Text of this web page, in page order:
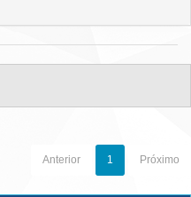
Anterior 1 Próximo